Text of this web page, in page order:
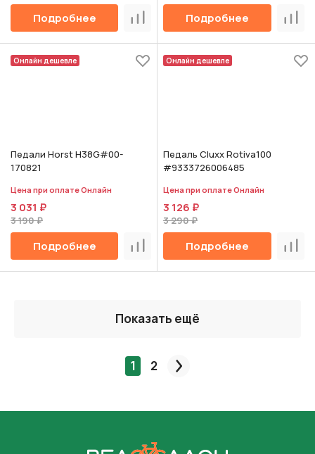
Подробнее СравнитьПодробнее
Онлайн дешевле
Педали Horst H38G#00-
170821
Цена при оплате Онлайн
3 031 ₽
3 190 ₽
Подробнее Сравнить
Онлайн дешевле
Педаль Cluxx Rotiva100
#9333726006485
Цена при оплате Онлайн
3 126 ₽
3 290 ₽
Подробнее
Показать ещё
1 2 След.